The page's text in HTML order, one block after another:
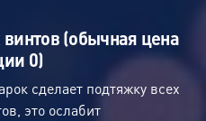
(обычная цена
0)
сделает подтяжку всех
это ослабит